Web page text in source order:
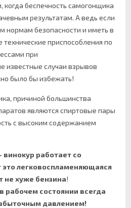
когда беспечность самогонщика
результатам. А ведь если
нормам безопасности и иметь в
приспособления по
при
известные случаи взрывов
было бы избежать!
причиной большинства
являются спиртовые пары
с высоким содержанием
винокур работает со
это легковоспламеняющаяся
не хуже бензина!
рабочем состоянии всегда
давлением!